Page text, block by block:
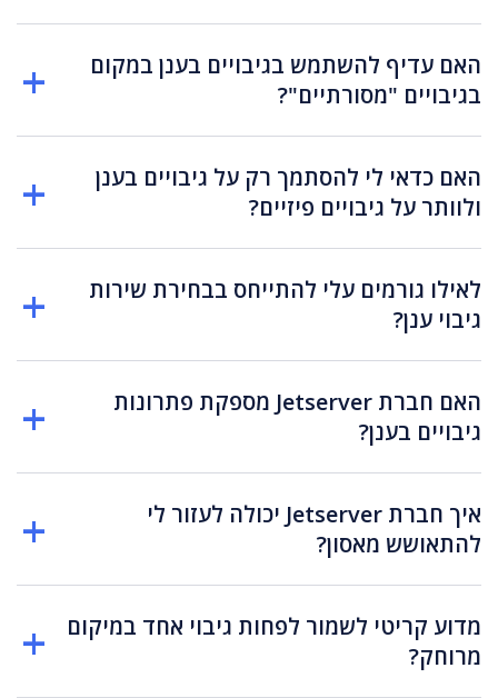
האם עדיף להשתמש בגיבויים בענן במקום
בגיבויים "מסורתיים"?
האם כדאי לי להסתמך רק על גיבויים בענן
ולוותר על גיבויים פיזיים?
לאילו גורמים עלי להתייחס בבחירת שירות
גיבוי ענן?
האם חברת Jetserver מספקת פתרונות
גיבויים בענן?
איך חברת Jetserver יכולה לעזור לי
להתאושש מאסון?
מדוע קריטי לשמור לפחות גיבוי אחד במיקום
מרוחק?